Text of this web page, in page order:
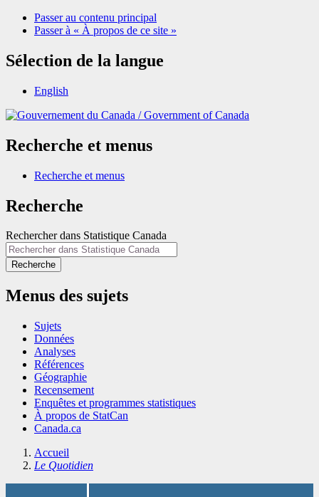
Passer au contenu principal
Passer à « À propos de ce site »
Sélection de la langue
English
/Government of Canada
Recherche et menus
Recherche et menus
Recherche
Rechercher dans Statistique Canada
Recherche
Menus des sujets
Sujets
Données
Analyses
Références
Géographie
Recensement
Enquêtes et programmes statistiques
À propos de StatCan
Canada.ca
Accueil
Le Quotidien